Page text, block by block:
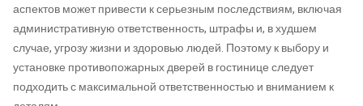
аспектов может привести к серьезным последствиям, включая
административную ответственность, штрафы и, в худшем
случае, угрозу жизни и здоровью людей. Поэтому к выбору и
установке противопожарных дверей в гостинице следует
подходить с максимальной ответственностью и вниманием к